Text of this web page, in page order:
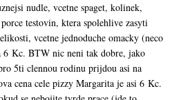
nudle, vcetne spaget, kolinek,
testovin, ktera spolehlive zasyti
vcetne jednoduche omacky (neco
6 Kc. BTW nic neni tak dobre, jako
5ti clennou rodinu prijdou asi na
cena cele pizzy Margarita je asi 6 Kc.